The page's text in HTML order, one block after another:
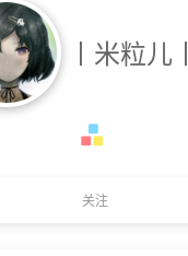
丨米粒儿丨
关注